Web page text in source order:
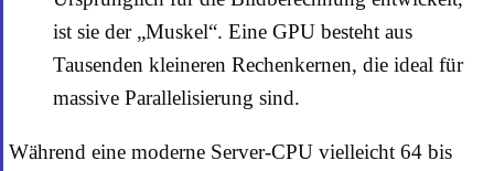
ist sie der „Muskel“. Eine GPU besteht aus
Tausenden kleineren Rechenkernen, die ideal für
massive Parallelisierung sind.
Während eine moderne Server-CPU vielleicht 64 bis